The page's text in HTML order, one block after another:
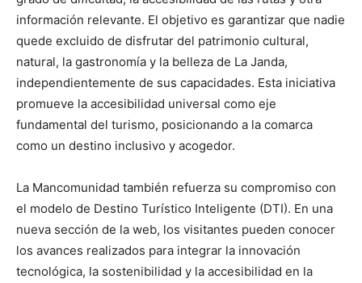
información relevante. El objetivo es garantizar que nadie
quede excluido de disfrutar del patrimonio cultural,
natural, la gastronomía y la belleza de La Janda,
independientemente de sus capacidades. Esta iniciativa
promueve la accesibilidad universal como eje
fundamental del turismo, posicionando a la comarca
como un destino inclusivo y acogedor.
La Mancomunidad también refuerza su compromiso con
el modelo de Destino Turístico Inteligente (DTI). En una
nueva sección de la web, los visitantes pueden conocer
los avances realizados para integrar la innovación
tecnológica, la sostenibilidad y la accesibilidad en la